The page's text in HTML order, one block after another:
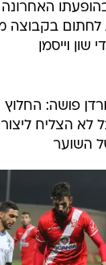
לחתום בקבוצה
שון וייסמן
פושה:
לא הצליח
השוער